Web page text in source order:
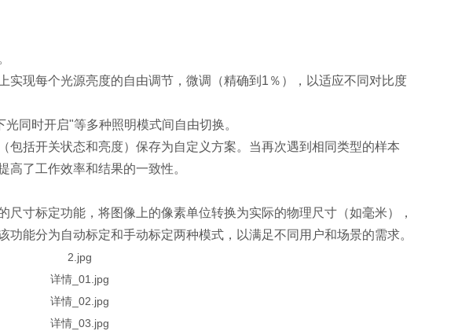
现每个光源亮度的自由调节，微调（精确到1％），以适应不同对比度
同时开启"等多种照明模式间自由切换。
括开关状态和亮度）保存为自定义方案。当再次遇到相同类型的样本
高了工作效率和结果的一致性。
寸标定功能，将图像上的像素单位转换为实际的物理尺寸（如毫米），
能分为自动标定和手动标定两种模式，以满足不同用户和场景的需求。